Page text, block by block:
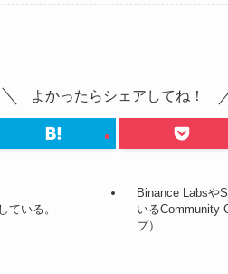
よかったらシェアしてね！
ている。
Binance Labsや
いるCommunity
プ）